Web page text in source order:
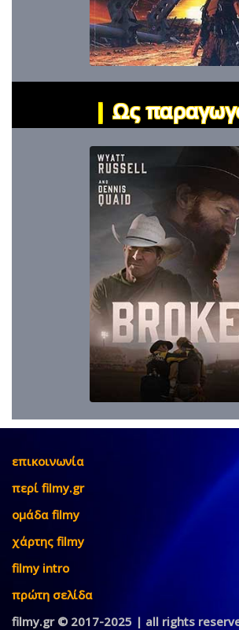
| Ως
επικοινωνία
περί filmy.gr
ομάδα filmy
χάρτης filmy
filmy intro
πρώτη σελίδα
filmy.gr © 2017-2025 | all rights